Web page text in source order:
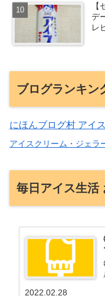
デ
レ
ブログランキン
にほんブログ村 アイ
アイスクリーム・ジェラ
毎日アイス生活
2022.02.28